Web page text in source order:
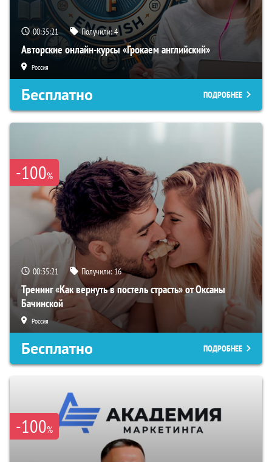
00:35:20 Получили:4
Авторские онлайн-курсы «Грокаем английский»
Россия
Бесплатно ПОДРОБНЕЕ
-100%
00:35:20 Получили:16
Тренинг «Как вернуть в постель страсть» от Оксаны
Бачинской
Россия
Бесплатно ПОДРОБНЕЕ
-100%